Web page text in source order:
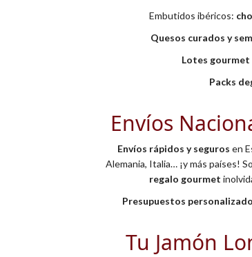
Embutidos ibéricos:
Quesos curados y
Lotes gourmet
Packs
Envíos
Envíos rápidos y seguros en
Alemania, Italia… ¡y más países!
regalo gourmet
Presupuestos
Tu Jamón